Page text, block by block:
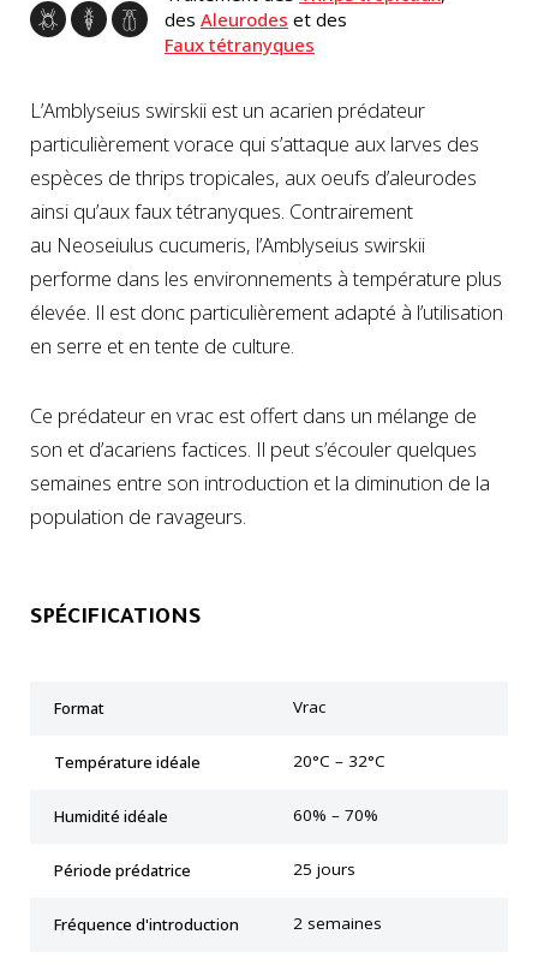
des Aleurodes et des
Faux tétranyques
L’Amblyseius swirskii est un acarien prédateur
particulièrement vorace qui s’attaque aux larves des
espèces de thrips tropicales, aux oeufs d’aleurodes
ainsi qu’aux faux tétranyques. Contrairement
au Neoseiulus cucumeris, l’Amblyseius swirskii
performe dans les environnements à température plus
élevée. Il est donc particulièrement adapté à l’utilisation
en serre et en tente de culture.
Ce prédateur en vrac est offert dans un mélange de
son et d’acariens factices. Il peut s’écouler quelques
semaines entre son introduction et la diminution de la
population de ravageurs.
SPÉCIFICATIONS
Format Vrac
Température idéale 20°C – 32°C
Humidité idéale 60% – 70%
Période prédatrice 25 jours
Fréquence d'introduction 2 semaines